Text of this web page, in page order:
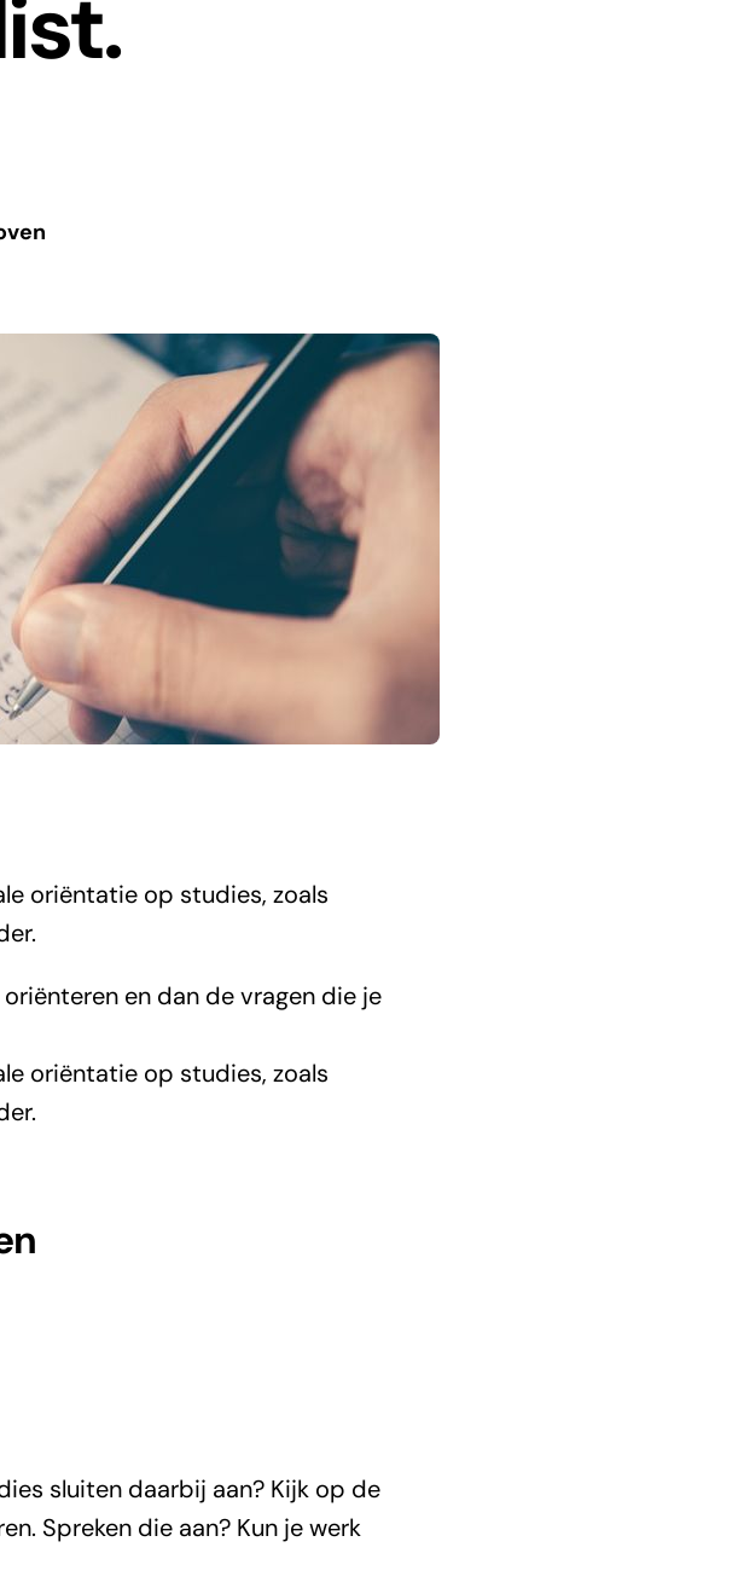
oriëntatie op studies, zoals
docenten hun beste beentje
ze laten alleen studenten
niet veel aan
want dan vind ik
en dan de vragen die je
oriëntatie op studies, zoals
sluiten daarbij aan? Kijk op de
Spreken die aan? Kun je werk